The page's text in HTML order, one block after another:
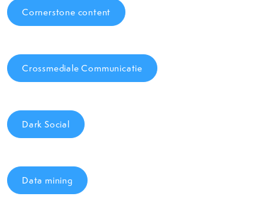
Cornerstone content
Crossmediale Communicatie
Dark Social
Data mining